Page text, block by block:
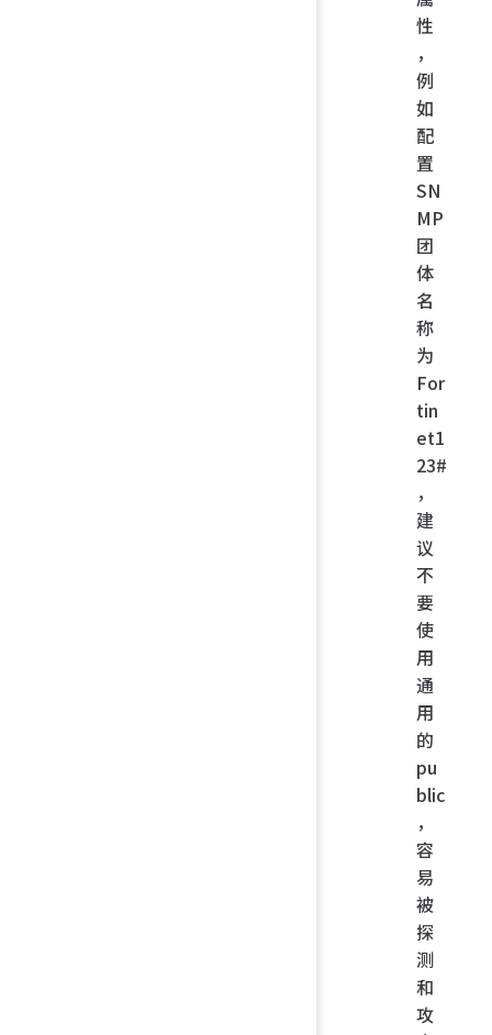
性
，
例
如
配
置
SN
MP
团
体
名
称
为
For
tin
et1
23#
，
建
议
不
要
使
用
通
用
的
pu
blic
，
容
易
被
探
测
和
攻